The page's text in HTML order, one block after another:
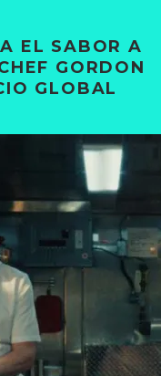
EL SABOR A
GORDON
GLOBAL